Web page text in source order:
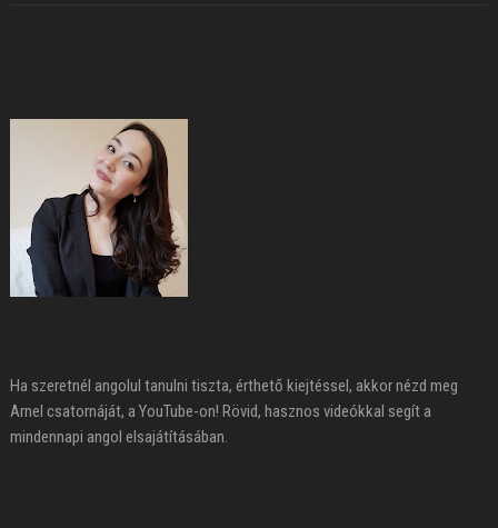
Ha szeretnél angolul tanulni tiszta, érthető kiejtéssel, akkor nézd meg
Arnel csatornáját, a YouTube-on! Rövid, hasznos videókkal segít a
mindennapi angol elsajátításában.